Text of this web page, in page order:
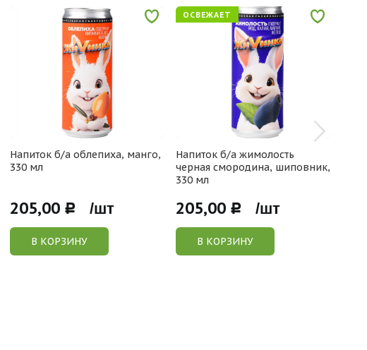
Напиток б/а облепиха, манго,
330 мл
205,00 Р /шт
В КОРЗИНУ
ОСВЕЖАЕТ
Напиток б/а жимолость
черная смородина, шиповник,
330 мл
205,00 Р /шт
В КОРЗИНУ